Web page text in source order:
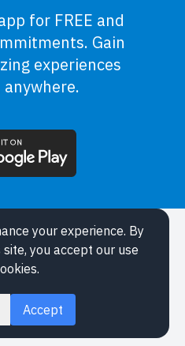
for FREE and
Gain
experiences
Legal
your experience. By
you accept our use
Accept